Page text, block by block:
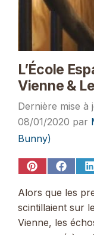
L’École
Vienne &
08/01/2020 par
Bunny)
Share
Pinterest
Share
Alors que les
scintillaient sur
Vienne, les